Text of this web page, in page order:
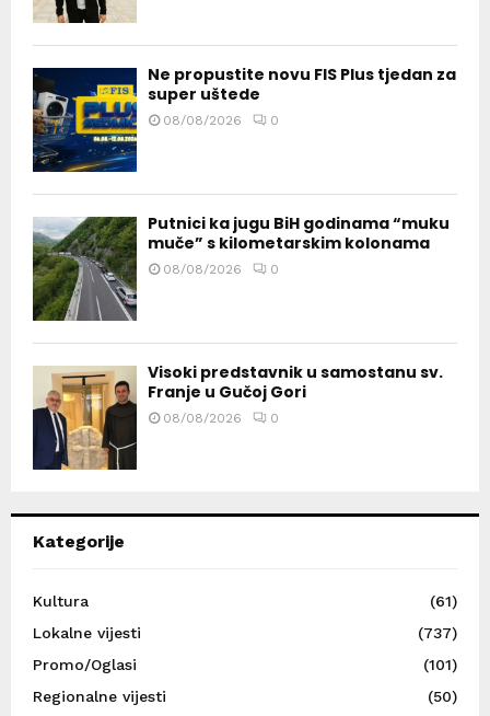
Ne propustite novu FIS Plus tjedan za
super uštede
08/08/2026 0
Putnici ka jugu BiH godinama “muku
muče” s kilometarskim kolonama
08/08/2026 0
Visoki predstavnik u samostanu sv.
Franje u Gučoj Gori
08/08/2026 0
Kategorije
Kultura
(61)
Lokalne vijesti
(737)
Promo/Oglasi
(101)
Regionalne vijesti
(50)